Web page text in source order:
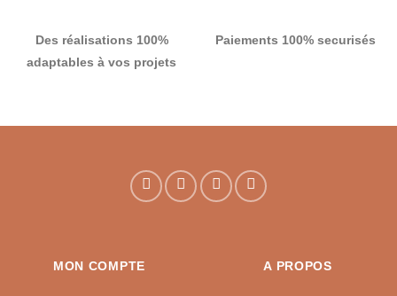
Des réalisations 100%
adaptables à vos projets
Paiements 100% securisés
MON COMPTE A PROPOS